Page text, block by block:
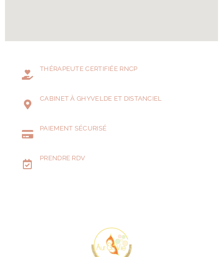
THÉRAPEUTE CERTIFIÉE RNCP
CABINET À GHYVELDE ET DISTANCIEL
PAIEMENT SÉCURISÉ
PRENDRE RDV